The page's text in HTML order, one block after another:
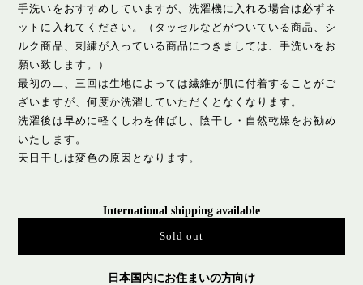
手洗いをおすすめしていますが、洗濯機に入れる場合は必ずネ
ットに入れてください。（タッセルなどがついている商品、シ
ルク商品、刺繍が入っている商品につきましては、手洗いをお
願い致します。）
最初の二、三回は生地によっては繊維が肌に付着することがご
ざいますが、何度か洗濯していただくとなくなります。
洗濯後は早めに軽くしわを伸ばし、陰干し・自然乾燥をお勧め
いたします。
天日干しは変色の原因となります。
International shipping available
Sold out
日本国内にお住まいの方向け